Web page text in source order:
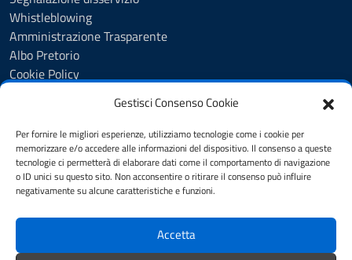
Gestisci Consenso Cookie
Per fornire le migliori esperienze, utilizziamo tecnologie come i cookie per
memorizzare e/o accedere alle informazioni del dispositivo. Il consenso a queste
tecnologie ci permetterà di elaborare dati come il comportamento di navigazione
o ID unici su questo sito. Non acconsentire o ritirare il consenso può influire
negativamente su alcune caratteristiche e funzioni.
Accetta
Whistleblowing
Amministrazione Trasparente
Albo Pretorio
Cookie Policy
Dichiarazione di accessibilità
Dichiarazione di accessibilità - pagina informativa
Obiettivi di accessibilità
Note legali
Feedback